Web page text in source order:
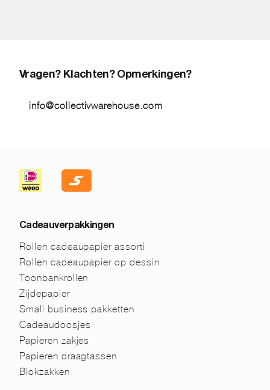
Vragen? Klachten? Opmerkingen?
info@collectivwarehouse.com
Cadeauverpakkingen
Rollen cadeaupapier assorti
Rollen cadeaupapier op dessin
Toonbankrollen
Zijdepapier
Small business pakketten
Cadeaudoosjes
Papieren zakjes
Papieren draagtassen
Blokzakken